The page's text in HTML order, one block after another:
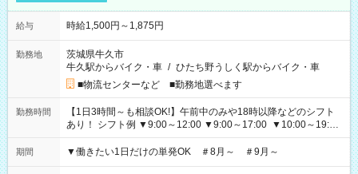
給与 時給1,500円～1,875円
勤務地
茨城県牛久市
牛久駅からバイク・車 / ひたち野うしく駅からバイク・車
■物流センターなど ■勤務地選べます
勤務時間
【1日3時間～も相談OK!】午前中のみや18時以降などのシフト
あり！ シフト例 ▼9:00～12:00 ▼9:00～17:00 ▼10:00～19:00
▼18:00～21:00
期間 ▼働きたい1日だけの単発OK ＃8月～ ＃9月～